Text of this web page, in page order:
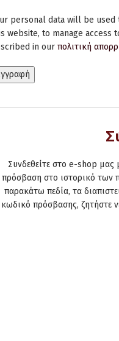
personal data will be
website, to manage access
in our πολιτική
Συνδεθείτε στο e-shop μας
πρόσβαση στο ιστορικό των
παρακάτω πεδία, τα
κωδικό πρόσβασης, ζητήστε